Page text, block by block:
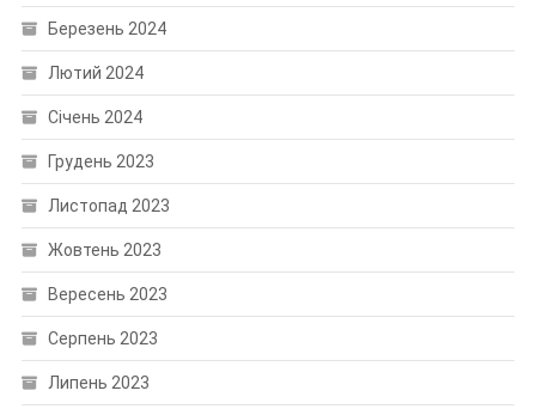
Березень 2024
Лютий 2024
Січень 2024
Грудень 2023
Листопад 2023
Жовтень 2023
Вересень 2023
Серпень 2023
Липень 2023